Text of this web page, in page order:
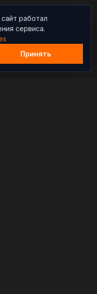
работал
сервиса.
Принять